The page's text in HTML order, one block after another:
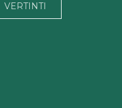
VERTINTI